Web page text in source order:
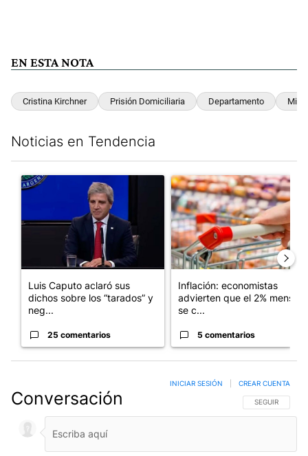
EN ESTA NOTA
Cristina Kirchner Prisión Domiciliaria Departamento
Noticias en Tendencia
Un artículo de tendencia con el título "Luis Caputo aclaró sus
Luis Caputo aclaró sus
dichos sobre los “tarados” y
neg...
25 comentarios
Un artículo de tendencia con
Inflación: economistas
advierten que el 2% mensual
se c...
5 comentarios
Conversación SIGA ESTA
SEGUIR
INICIAR SESIÓN CREAR CUENTA